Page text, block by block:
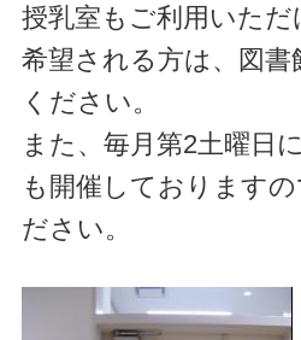
授乳室もご利用いた
希望される方は、図書
ください。
また、毎月第2土曜日
も開催しております
ださい。